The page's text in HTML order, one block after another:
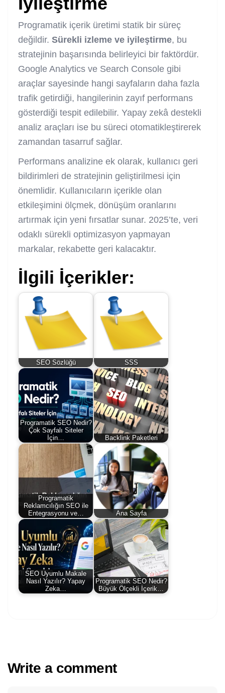
Programatik içerik üretimi statik bir süreç
değildir. Sürekli izleme ve iyileştirme, bu
stratejinin başarısında belirleyici bir faktördür.
Google Analytics ve Search Console gibi
araçlar sayesinde hangi sayfaların daha fazla
trafik getirdiği, hangilerinin zayıf performans
gösterdiği tespit edilebilir. Yapay zekâ destekli
analiz araçları ise bu süreci otomatikleştirerek
zamandan tasarruf sağlar.
Performans analizine ek olarak, kullanıcı geri
bildirimleri de stratejinin geliştirilmesi için
önemlidir. Kullanıcıların içerikle olan
etkileşimini ölçmek, dönüşüm oranlarını
artırmak için yeni fırsatlar sunar. 2025’te, veri
odaklı sürekli optimizasyon yapmayan
markalar, rekabette geri kalacaktır.
İlgili İçerikler:
SEO Sözlüğü SSS
Programatik SEO Nedir?
Çok Sayfalı Siteler
İçin…
Backlink Paketleri
Programatik
Reklamcılığın SEO ile
Entegrasyonu ve…
Ana Sayfa
SEO Uyumlu Makale
Nasıl Yazılır? Yapay
Zeka…
Programatik SEO Nedir?
Büyük Ölçekli İçerik…
Write a comment